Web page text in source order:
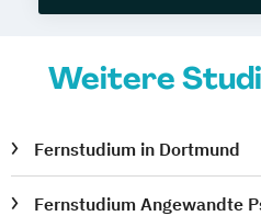
Weitere
Fernstudium in Dortmund
Fernstudium Angewandte